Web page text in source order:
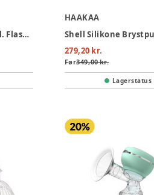
Gen. 3 Brystpumpe inkl. Flasketud
HAAKAA
279,20 kr.
Før349,00 kr.
Lagerstatus